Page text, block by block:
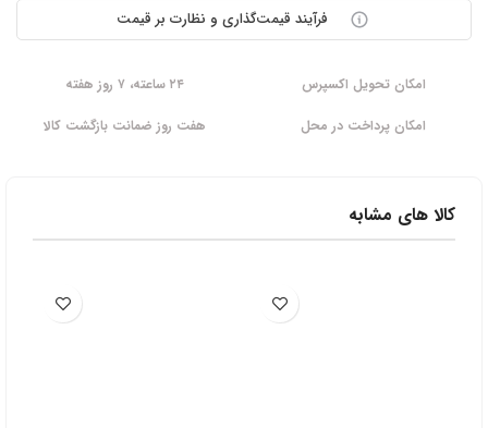
فرآیند قیمت‌گذاری و نظارت بر قیمت
امکان تحویل اکسپرس
۲۴ ساعته، ۷ روز هفته
امکان پرداخت در محل
هفت روز ضمانت بازگشت کالا
کالا های مشابه